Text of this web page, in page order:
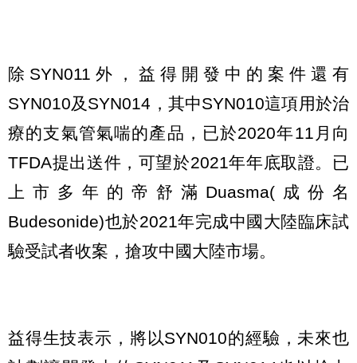
除SYN011外，益得開發中的案件還有
SYN010及SYN014，其中SYN010這項用於治
療的支氣管氣喘的產品，已於2020年11月向
TFDA提出送件，可望於2021年年底取證。已
上市多年的帝舒滿Duasma(成份名
Budesonide)也於2021年完成中國大陸臨床試
驗受試者收案，搶攻中國大陸市場。
益得生技表示，將以SYN010的經驗，未來也